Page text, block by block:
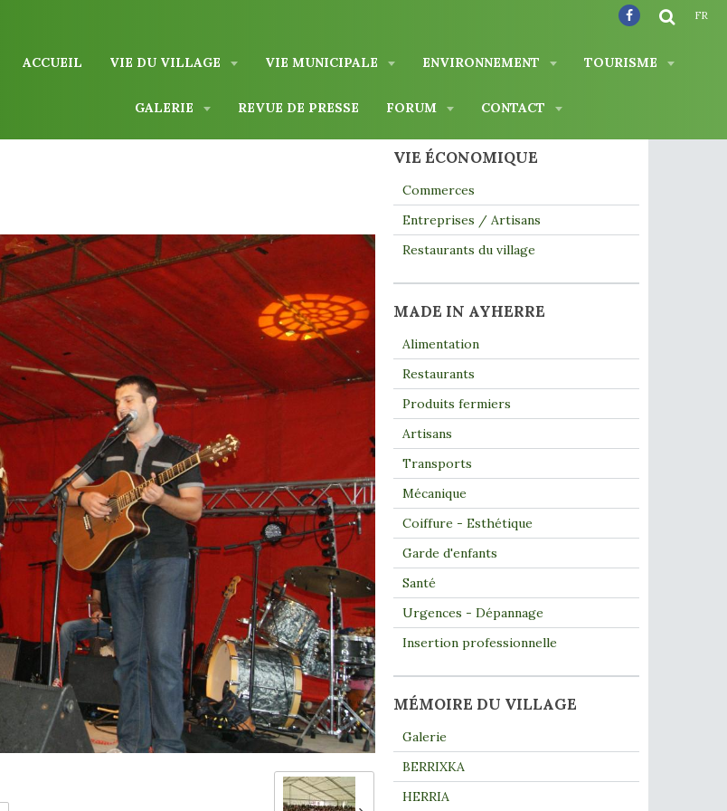
ACCUEIL VIE DU VILLAGE VIE MUNICIPALE ENVIRONNEMENT TOURISME
GALERIE REVUE DE PRESSE FORUM CONTACT
FR
VIE ÉCONOMIQUE
Commerces
Entreprises / Artisans
Restaurants du village
MADE IN AYHERRE
Alimentation
Restaurants
Produits fermiers
Artisans
Transports
Mécanique
Coiffure - Esthétique
Garde d'enfants
Santé
Urgences - Dépannage
Insertion professionnelle
MÉMOIRE DU VILLAGE
Galerie
BERRIXKA
HERRIA